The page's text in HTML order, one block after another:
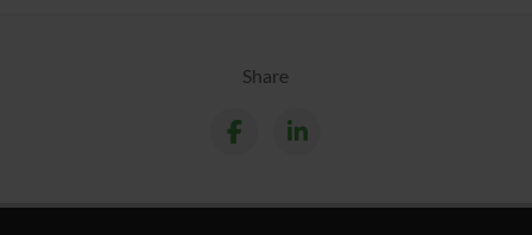
Share